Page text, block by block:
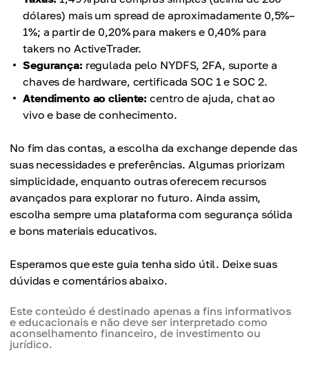
dólares) mais um spread de aproximadamente 0,5%–
1%; a partir de 0,20% para makers e 0,40% para
takers no ActiveTrader.
Segurança: regulada pelo NYDFS, 2FA, suporte a
chaves de hardware, certificada SOC 1 e SOC 2.
Atendimento ao cliente: centro de ajuda, chat ao
vivo e base de conhecimento.
No fim das contas, a escolha da exchange depende das
suas necessidades e preferências. Algumas priorizam
simplicidade, enquanto outras oferecem recursos
avançados para explorar no futuro. Ainda assim,
escolha sempre uma plataforma com segurança sólida
e bons materiais educativos.
Esperamos que este guia tenha sido útil. Deixe suas
dúvidas e comentários abaixo.
Este conteúdo é destinado apenas a fins informativos
e educacionais e não deve ser interpretado como
aconselhamento financeiro, de investimento ou
jurídico.